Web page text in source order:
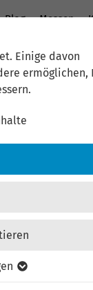
Einige davon
ermöglichen,
Blog Messen
&